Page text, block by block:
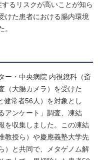
るリスクが高いことが知ら
けた患者における腸内環境
ー・中央病院 内視鏡科（斎
（大腸カメラ）を受けた
健常者56人）を対象とし
アンケート」調査、凍結
を収集しました。この凍結
教授ら）や慶應義塾大学先
）と共同で、メタゲノム解